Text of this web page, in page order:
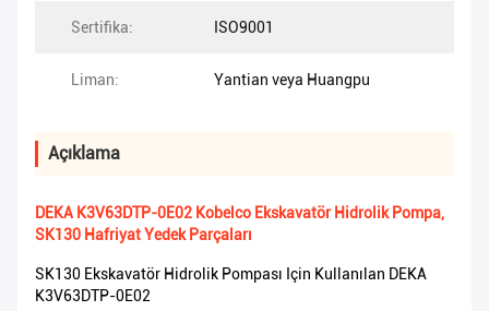
Sertifika: ISO9001
Liman: Yantian veya Huangpu
Açıklama
DEKA K3V63DTP-0E02 Kobelco Ekskavatör Hidrolik Pompa,
SK130 Hafriyat Yedek Parçaları
SK130 Ekskavatör Hidrolik Pompası Için Kullanılan DEKA
K3V63DTP-0E02